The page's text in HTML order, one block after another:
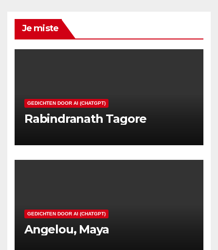
Je miste
GEDICHTEN DOOR AI (CHATGPT)
Rabindranath Tagore
GEDICHTEN DOOR AI (CHATGPT)
Angelou, Maya